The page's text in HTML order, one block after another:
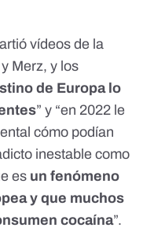
vídeos de la
Merz, y los
de Europa lo
” y “en 2022 le
cómo podían
inestable como
es un fenómeno
y que muchos
cocaína”.